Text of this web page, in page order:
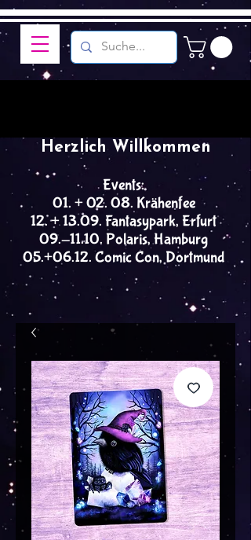
Events:
01. + 02. 08. Krähenfee
12. + 13.09. Fantasypark, Erfurt
09.-11.10. Polaris, Hamburg
05.+06.12. Comic Con, Dortmund
Herzlich Willkommen